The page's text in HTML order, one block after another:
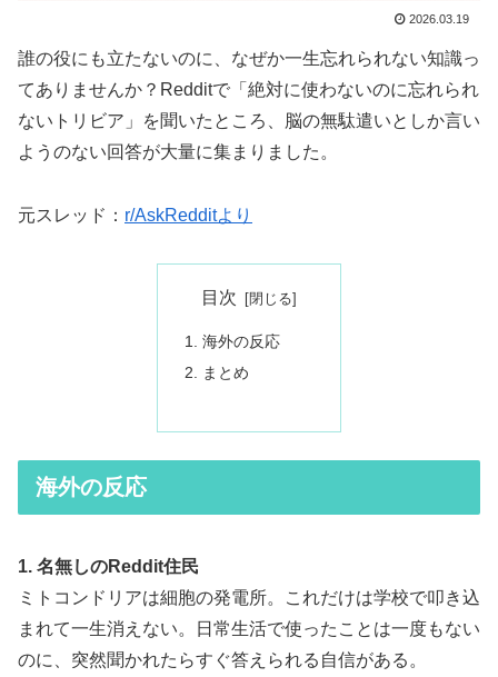
2026.03.19
誰の役にも立たないのに、なぜか一生忘れられない知識っ
てありませんか？Redditで「絶対に使わないのに忘れられ
ないトリビア」を聞いたところ、脳の無駄遣いとしか言い
ようのない回答が大量に集まりました。
元スレッド： r/AskRedditより
目次
海外の反応
まとめ
海外の反応
1. 名無しのReddit住民
ミトコンドリアは細胞の発電所。これだけは学校で叩き込
まれて一生消えない。日常生活で使ったことは一度もない
のに、突然聞かれたらすぐ答えられる自信がある。